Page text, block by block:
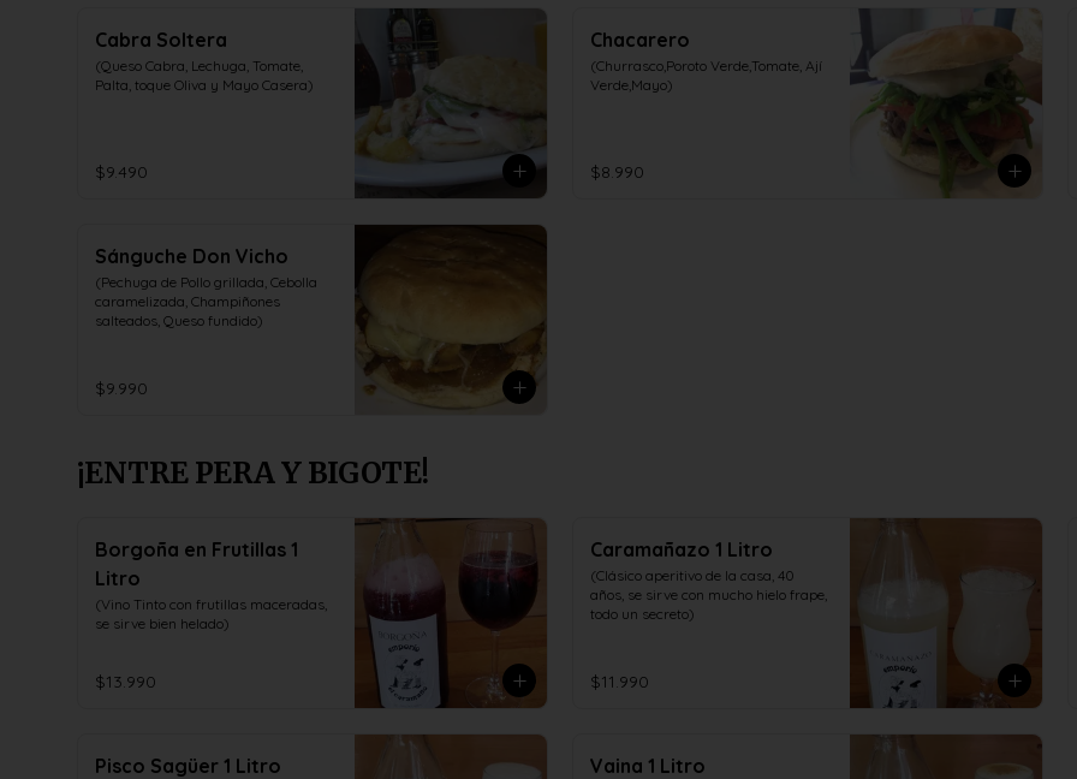
Cabra Soltera
(Queso Cabra, Lechuga, Tomate,
Palta, toque Oliva y Mayo Casera)
$9.490
Chacarero
(Churrasco,Poroto Verde,Tomate, Ají
Verde,Mayo)
$8.990
Sánguche Don Vicho
(Pechuga de Pollo grillada, Cebolla
caramelizada, Champiñones
salteados, Queso fundido)
$9.990
¡ENTRE PERA Y BIGOTE!
Borgoña en Frutillas 1
Litro
(Vino Tinto con frutillas maceradas,
se sirve bien helado)
$13.990
Caramañazo 1 Litro
(Clásico aperitivo de la casa, 40
años, se sirve con mucho hielo frape,
todo un secreto)
$11.990
Pisco Sagüer 1 Litro Vaina 1 Litro